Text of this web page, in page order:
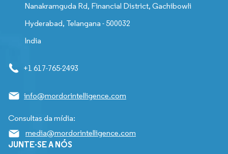
Nanakramguda Rd, Financial District, Gachibowli
Hyderabad, Telangana - 500032
India
+1 617-765-2493
info@mordorintelligence.com
Consultas da mídia:
media@mordorintelligence.com
JUNTE-SE A NÓS